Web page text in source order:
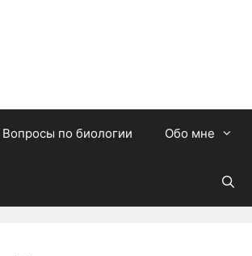
Вопросы по биологии Обо мне